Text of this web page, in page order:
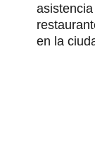
en la